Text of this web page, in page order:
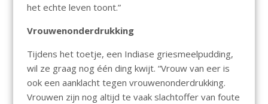
het echte leven toont.”
Vrouwenonderdrukking
Tijdens het toetje, een Indiase griesmeelpudding,
wil ze graag nog één ding kwijt. “Vrouw van eer is
ook een aanklacht tegen vrouwenonderdrukking.
Vrouwen zijn nog altijd te vaak slachtoffer van foute